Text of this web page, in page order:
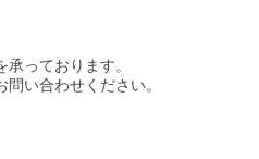
っております。
い合わせください。